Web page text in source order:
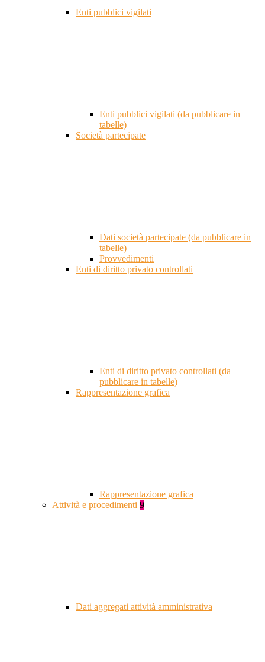
Enti pubblici vigilati
Enti pubblici vigilati (da pubblicare in
tabelle)
Società partecipate
Dati società partecipate (da pubblicare in
tabelle)
Provvedimenti
Enti di diritto privato controllati
Enti di diritto privato controllati (da
pubblicare in tabelle)
Rappresentazione grafica
Rappresentazione grafica
Attività e procedimenti 9
Dati aggregati attività amministrativa